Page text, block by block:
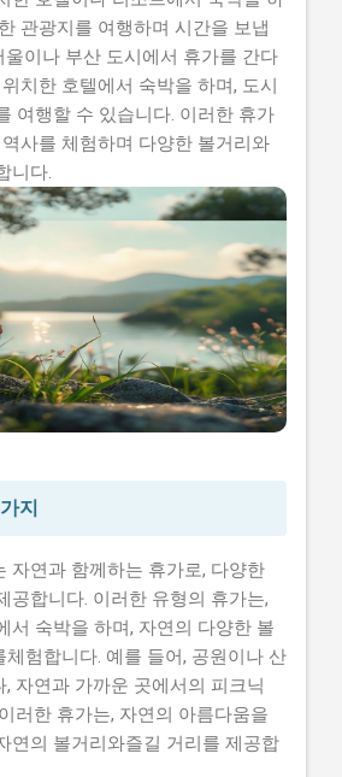
관광지를 여행하며 시간을 보냅
울이나 부산 도시에서 휴가를 간다
치한 호텔에서 숙박을 하며, 도시
여행할 수 있습니다. 이러한 휴가
사를 체험하며 다양한 볼거리와
니다.
지
자연과 함께하는 휴가로, 다양한
공합니다. 이러한 유형의 휴가는,
서 숙박을 하며, 자연의 다양한 볼
체험합니다. 예를 들어, 공원이나 산
자연과 가까운 곳에서의 피크닉
러한 휴가는, 자연의 아름다움을
연의 볼거리와즐길 거리를 제공합